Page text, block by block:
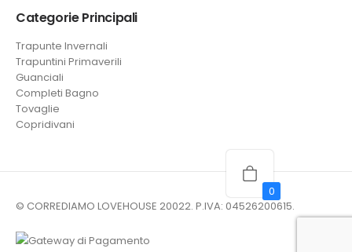
Categorie Principali
Trapunte Invernali
Trapuntini Primaverili
Guanciali
Completi Bagno
Tovaglie
Copridivani
© CORREDIAMO LOVEHOUSE 20022. P.IVA: 04526200615.
0